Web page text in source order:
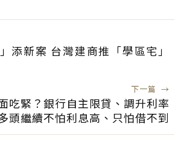
添新案 台灣建商推「學區宅」
下一篇 →
吃緊？銀行自主限貸、調升利率
頭繼續不怕利息高、只怕借不到